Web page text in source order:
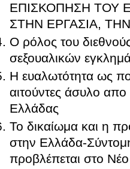
ΕΠΙΣΚΟΠΗΣΗ ΤΟΥ
ΣΤΗΝ ΕΡΓΑΣΙΑ,
Ο ρόλος του
σεξουαλικών
Η ευαλωτότητα ως πολιτικο-
αιτούντες άσυλο
Ελλάδας
Το δικαίωμα και η
στην Ελλάδα-
προβλέπεται στο